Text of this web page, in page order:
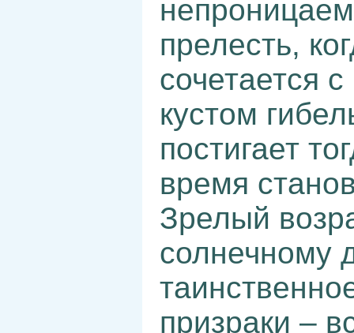
прелесть,
сочетается
кустом
постигает
время
Зрелый
солнечному
призраки –